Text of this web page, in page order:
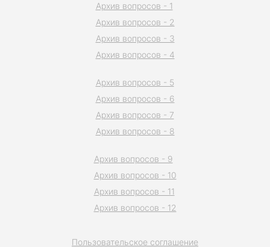
Пользовательское соглашение
Архив вопросов - 1
Архив вопросов - 2
Архив вопросов - 3
Архив вопросов - 4
Архив вопросов - 5
Архив вопросов - 6
Архив вопросов - 7
Архив вопросов - 8
Архив вопросов - 9
Архив вопросов - 10
Архив вопросов - 11
Архив вопросов - 12